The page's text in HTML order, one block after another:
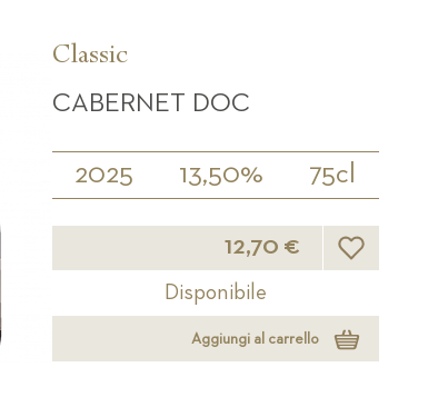
Classic
CABERNET DOC
2025 13,50% 75cl
12,70 € Lista desideri
Disponibile
Aggiungi al carrello